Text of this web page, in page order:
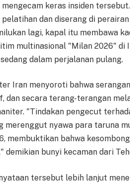
mengecam keras insiden
pelatihan dan diserang di
lagi, kapal itu membawa
multinasional "Milan 2026" di
dalam perjalanan pulang.
Iran menyoroti bahwa
dan secara terang-terangan
"Tindakan pengecut
merenggut nyawa para taruna
membuktikan bahwa
demikian bunyi kecaman dari
tersebut lebih lanjut